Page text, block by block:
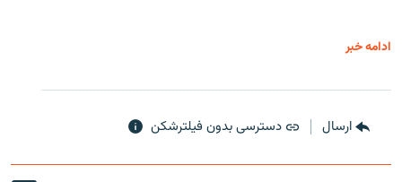
ادامه خبر
ارسال دسترسی بدون فیلترشکن